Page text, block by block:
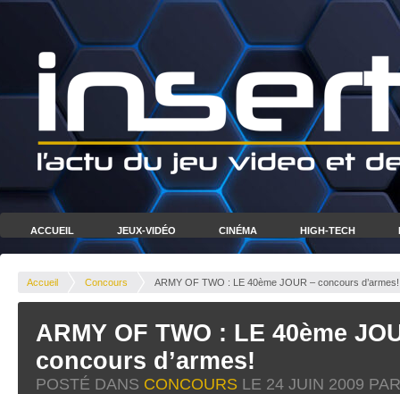
ACCUEIL JEUX-VIDÉO CINÉMA HIGH-TECH
Accueil Concours ARMY OF TWO : LE 40ème JOUR – concours d’armes!
ARMY OF TWO : LE 40ème
concours d’armes!
POSTÉ DANS CONCOURS LE 24 JUIN 2009